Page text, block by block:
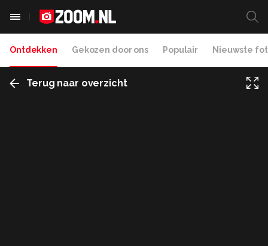
Ontdekken Gekozen door ons Populair Nieuwste
Terug naar overzicht